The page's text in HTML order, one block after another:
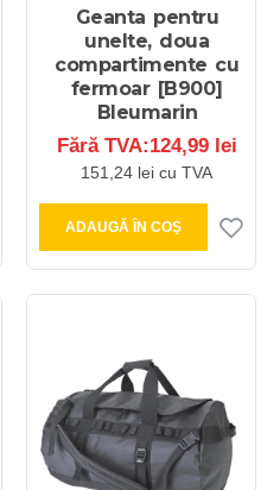
Geanta pentru
unelte, doua
compartimente cu
fermoar [B900]
Bleumarin
Fără TVA:124,99 lei
151,24 lei cu TVA
ADAUGĂ ÎN COŞ